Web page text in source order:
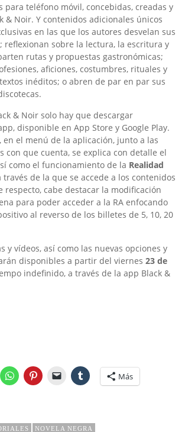
para teléfono móvil, concebidas, creadas y
& Noir. Y contenidos adicionales únicos
en las que los autores desvelan sus
reflexionan sobre la lectura, la escritura y
rutas y propuestas gastronómicas;
aficiones, costumbres, rituales y
inéditos; o abren de par en par sus
& Noir solo hay que descargar
disponible en App Store y Google Play.
en el menú de la aplicación, junto a las
con que cuenta, se explica con detalle el
como el funcionamiento de la Realidad
través de la que se accede a los contenidos
respecto, cabe destacar la modificación
para poder acceder a la RA enfocando
al reverso de los billetes de 5, 10, 20
y vídeos, así como las nuevas opciones y
disponibles a partir del viernes 23 de
indefinido, a través de la app Black &
Más
NOVELA NEGRA